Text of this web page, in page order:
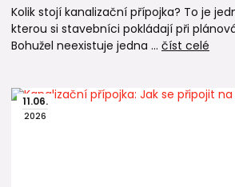
Kolik stojí kanalizační přípojka? To je
kterou si stavebníci pokládají při
Bohužel neexistuje jedna ... číst celé
11.06.
2026